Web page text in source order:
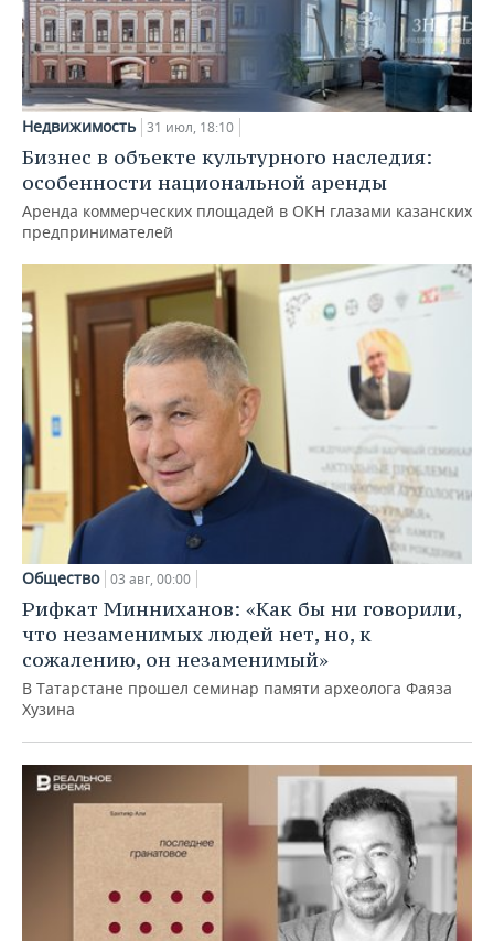
Недвижимость 31 июл, 18:10
Бизнес в объекте культурного наследия:
особенности национальной аренды
Аренда коммерческих площадей в ОКН глазами казанских
предпринимателей
Общество 03 авг, 00:00
Рифкат Минниханов: «Как бы ни говорили,
что незаменимых людей нет, но, к
сожалению, он незаменимый»
В Татарстане прошел семинар памяти археолога Фаяза
Хузина